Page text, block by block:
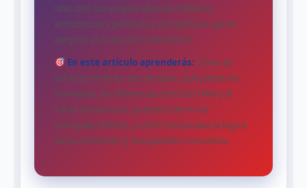
uno creó sus propias alianzas militares,
económicas y políticas, y compitió por ganar
adeptos en todos los continentes.
En este artículo aprenderás: Cómo se
estructuraron los dos bloques, qué países los
formaban, las diferencias entre la OTAN y el
Pacto de Varsovia, quiénes fueron los
principales líderes, y cómo funcionaba la lógica
de la contención y la expansión comunista.